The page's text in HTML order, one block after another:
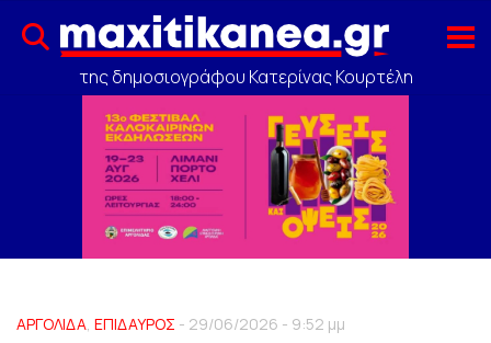
της δημοσιογράφου Κατερίνας Κουρτέλη
ΑΡΓΟΛΙΔΑ, ΕΠΙΔΑΥΡΟΣ - 29/06/2026 - 9:52 μμ